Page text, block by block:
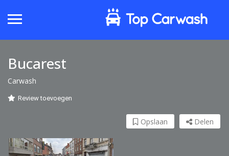
Bucarest
Carwash
Review toevoegen
Delen
Opslaan